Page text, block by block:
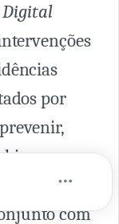
Digital
por
ou
com